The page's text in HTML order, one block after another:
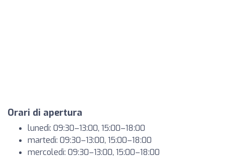
Orari di apertura
lunedì: 09:30–13:00, 15:00–18:00
martedì: 09:30–13:00, 15:00–18:00
mercoledì: 09:30–13:00, 15:00–18:00